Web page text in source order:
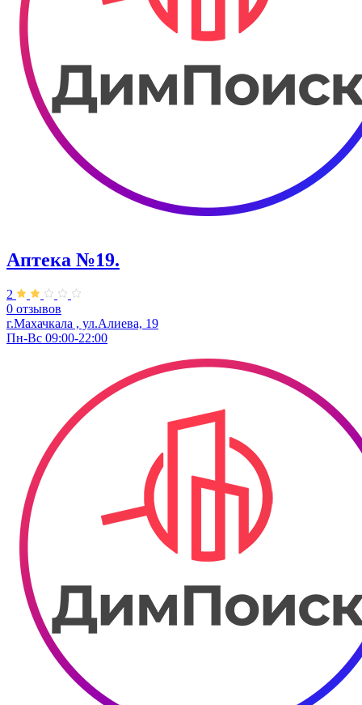
Аптека №19.
2
0 отзывов
г.Махачкала , ул.Алиева, 19
Пн-Вс 09:00-22:00